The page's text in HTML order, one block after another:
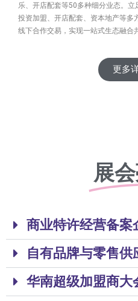
乐、开店配套等50多种细分业态。立
投资加盟、开店配套、资本地产等多
线下合作交易，实现一站式生态融合
更多
展
商业特许经营备案
自有品牌与零售供
华南超级加盟商大